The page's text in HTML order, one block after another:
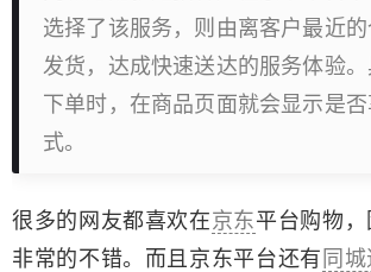
选择了该服务，则由离客户最近
发货，达成快速送达的服务体验
下单时，在商品页面就会显示是
式。
很多的网友都喜欢在京东平台购物
非常的不错。而且京东平台还有 同